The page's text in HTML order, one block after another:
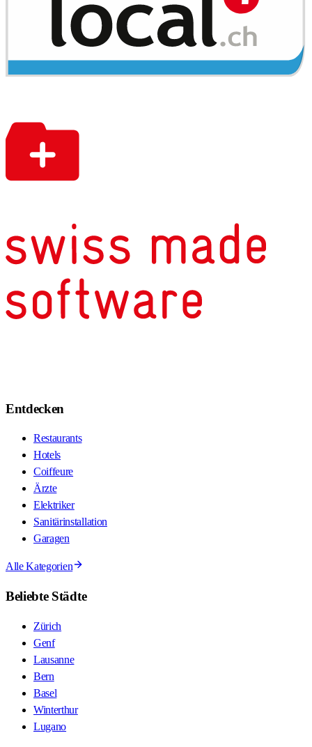
Entdecken
Restaurants
Hotels
Coiffeure
Ärzte
Elektriker
Sanitärinstallation
Garagen
Alle Kategorien
Beliebte Städte
Zürich
Genf
Lausanne
Bern
Basel
Winterthur
Lugano